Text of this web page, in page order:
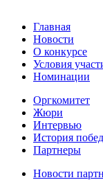
Главная
Новости
О конкурсе
Условия
Номинации
Оргкомитет
Жюри
Интервью
История побед
Партнеры
Новости